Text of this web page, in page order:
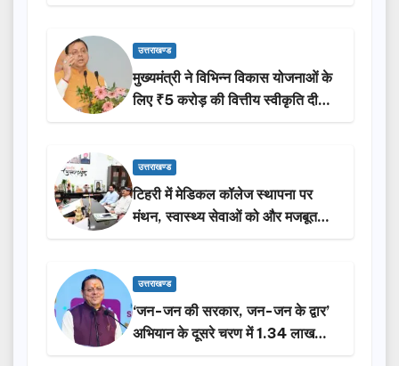
उत्तराखण्ड
मुख्यमंत्री ने विभिन्न विकास योजनाओं के
लिए ₹5 करोड़ की वित्तीय स्वीकृति दी…
उत्तराखण्ड
टिहरी में मेडिकल कॉलेज स्थापना पर
मंथन, स्वास्थ्य सेवाओं को और मजबूत
करेगी सरकार: मुख्यमंत्री धामी…
उत्तराखण्ड
‘जन-जन की सरकार, जन-जन के द्वार’
अभियान के दूसरे चरण में 1.34 लाख
लोगों की भागीदारी…